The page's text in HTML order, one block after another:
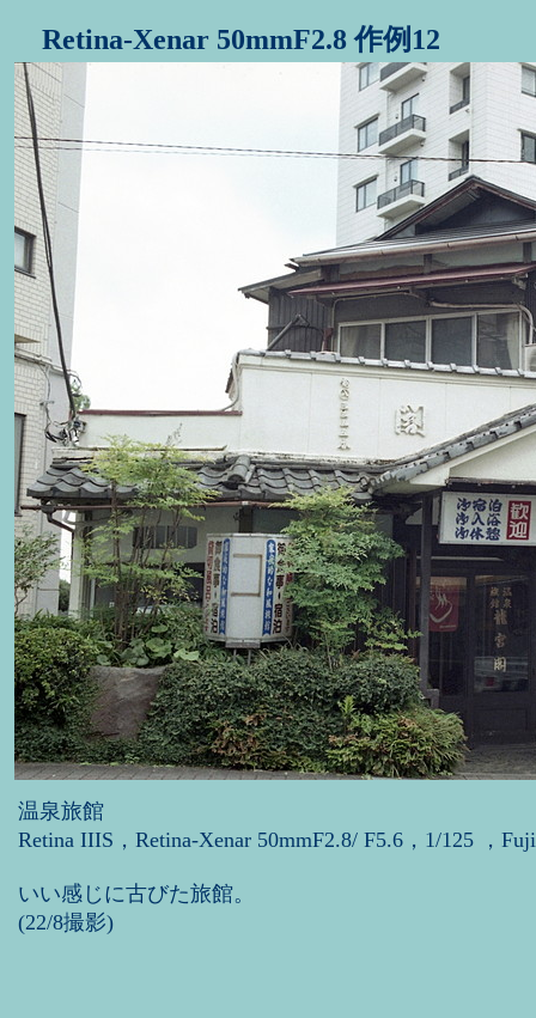
Retina-Xenar 50mmF2.8 作例12
温泉旅館
Retina IIIS，Retina-Xenar 50mmF2.8/ F5.6，1/125 ，
いい感じに古びた旅館。
(22/8撮影)